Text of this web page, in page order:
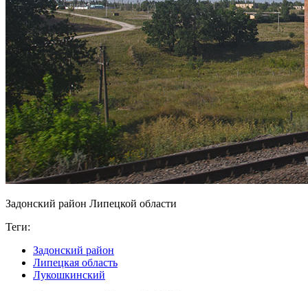
Задонский район Липецкой области
Теги:
Задонский район
Липецкая область
Лукошкинский